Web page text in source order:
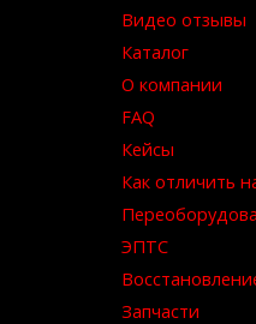
Видео отзывы
Каталог
О компании
FAQ
Кейсы
Как отличить
ЭПТС
Запчасти